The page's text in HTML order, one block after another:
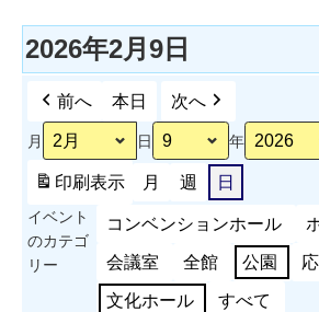
2026年2月9日
前へ 本日 次へ
月 日 年
印刷表示 月 週 日
イベント
のカテゴ
リー
コンベンションホール
会議室 全館 公園
文化ホール すべて